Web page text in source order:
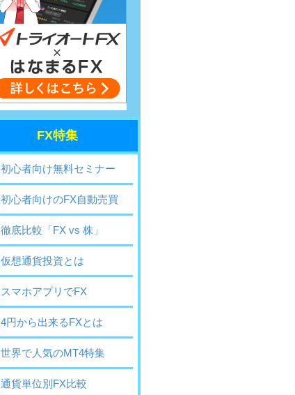
FX特集
初心者向け無料セミナー
初心者向けのFX自動売買
徹底比較「FX vs 株」
仮想通貨投資とは
スマホアプリでFX
4円から出来るFXとは
世界で人気のMT4特集
通貨単位別FX比較